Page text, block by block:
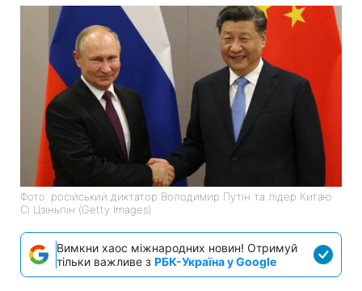
Фото: російський диктатор Володимир Путін та лідер Китаю
Сі Цзіньпін (Getty Images)
Вимкни хаос міжнародних новин! Отримуй
тільки важливе з РБК-Україна у Google